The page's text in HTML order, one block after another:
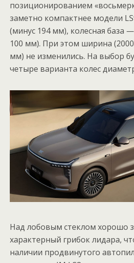
позиционированием
заметно компактнее модели
(минус 194 мм), колесная база
100 мм). При этом ширина
мм) не изменились. На выбор
четыре варианта колес
Над лобовым стеклом хорошо
характерный грибок лидара,
наличии продвинутого